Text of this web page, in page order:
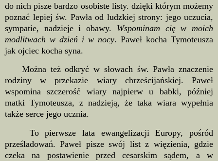
do nich pisze bardzo osobiste listy. dzięki którym możemy
poznać lepiej św. Pawła od ludzkiej strony: jego uczucia,
sympatie, nadzieje i obawy. Wspominam cię w moich
modlitwach w dzień i w nocy. Paweł kocha Tymoteusza
jak ojciec kocha syna.
Można też odkryć w słowach św. Pawła znaczenie
rodziny w przekazie wiary chrześcijańskiej. Paweł
wspomina szczerość wiary najpierw u babki, później
matki Tymoteusza, z nadzieją, że taka wiara wypełnia
także serce jego ucznia.
To pierwsze lata ewangelizacji Europy, pośród
prześladowań. Paweł pisze swój list z więzienia, gdzie
czeka na postawienie przed cesarskim sądem, a w